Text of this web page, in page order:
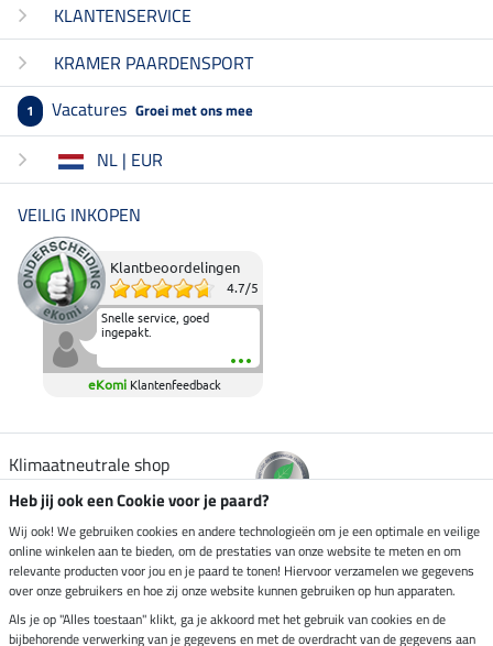
KLANTENSERVICE
KRAMER PAARDENSPORT
1 Vacatures Groei met ons mee
NL | EUR
VEILIG INKOPEN
Klantbeoordelingen
4.7/5
Snelle service, goed
ingepakt.
eKomi Klantenfeedback
Klimaatneutrale shop
Verzending per
Veilig betalen met
Heb jij ook een Cookie voor je paard?
Wij ook! We gebruiken cookies en andere technologieën om je een optimale en veilige
online winkelen aan te bieden, om de prestaties van onze website te meten en om
relevante producten voor jou en je paard te tonen! Hiervoor verzamelen we gegevens
over onze gebruikers en hoe zij onze website kunnen gebruiken op hun apparaten.
Als je op "Alles toestaan" klikt, ga je akkoord met het gebruik van cookies en de
bijbehorende verwerking van je gegevens en met de overdracht van de gegevens aan